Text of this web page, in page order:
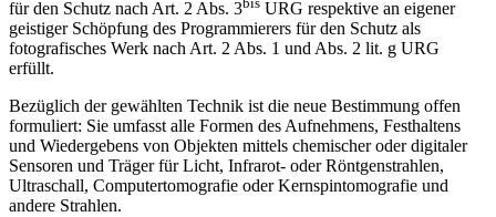
für den Schutz nach Art. 2 Abs. 3
URG respektive an eigener
geistiger Schöpfung des Programmierers für den Schutz als
fotografisches Werk nach Art. 2 Abs. 1 und Abs. 2 lit. g URG
erfüllt.
Bezüglich der gewählten Technik ist die neue Bestimmung offen
formuliert: Sie umfasst alle Formen des Aufnehmens, Festhaltens
und Wiedergebens von Objekten mittels chemischer oder digitaler
Sensoren und Träger für Licht, Infrarot- oder Röntgenstrahlen,
Ultraschall, Computertomografie oder Kernspintomografie und
andere Strahlen.